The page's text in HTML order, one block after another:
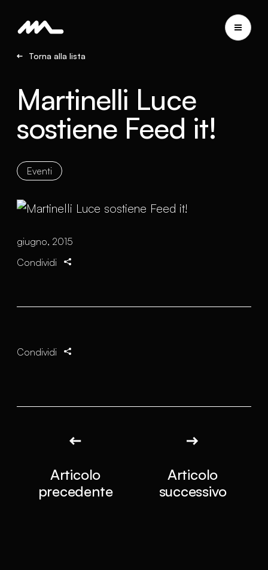
Torna alla lista
Martinelli Luce
sostiene Feed it!
Eventi
giugno, 2015
Condividi
Condividi
Articolo
precedente
Articolo
successivo